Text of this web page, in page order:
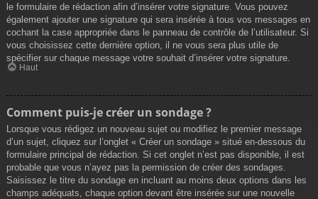
le formulaire de rédaction afin d’insérer votre signature. Vous pouvez
également ajouter une signature qui sera insérée à tous vos messages en
cochant la case appropriée dans le panneau de contrôle de l’utilisateur. Si
vous choisissez cette dernière option, il ne vous sera plus utile de
spécifier sur chaque message votre souhait d’insérer votre signature.
Haut
Comment puis-je créer un sondage ?
Lorsque vous rédigez un nouveau sujet ou modifiez le premier message
d’un sujet, cliquez sur l’onglet « Créer un sondage » situé en-dessous du
formulaire principal de rédaction. Si cet onglet n’est pas disponible, il est
probable que vous n’ayez pas la permission de créer des sondages.
Saisissez le titre du sondage en incluant au moins deux options dans les
champs adéquats, chaque option devant être insérée sur une nouvelle